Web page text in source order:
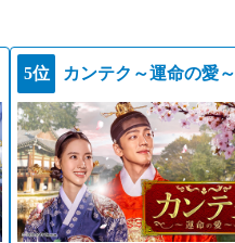
5位 カンテク～運命の愛～